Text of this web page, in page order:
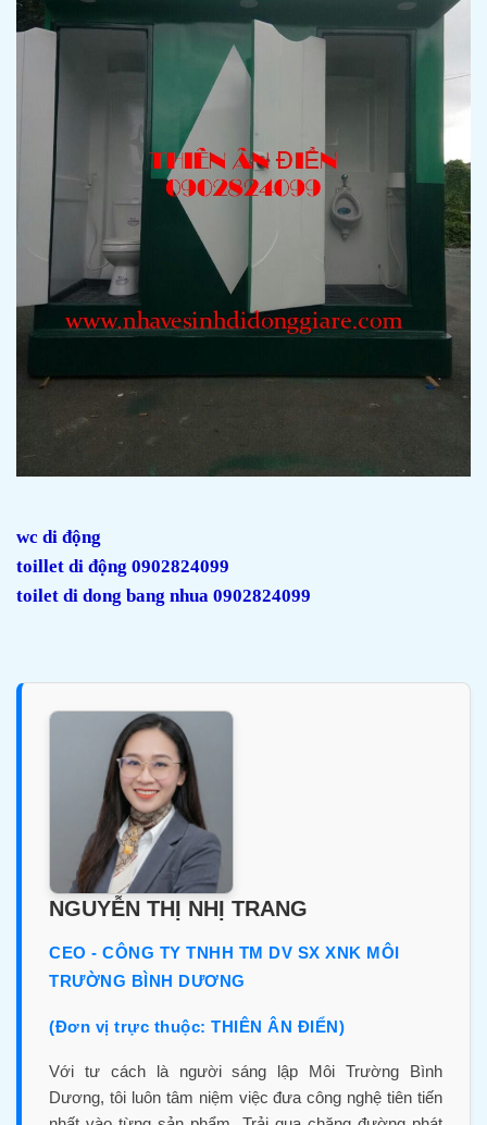
wc di động
toillet di động 0902824099
toilet di dong bang nhua 0902824099
NGUYỄN THỊ NHỊ TRANG
CEO - CÔNG TY TNHH TM DV SX XNK MÔI
TRƯỜNG BÌNH DƯƠNG
(Đơn vị trực thuộc: THIÊN ÂN ĐIỂN)
Với tư cách là người sáng lập Môi Trường Bình
Dương, tôi luôn tâm niệm việc đưa công nghệ tiên tiến